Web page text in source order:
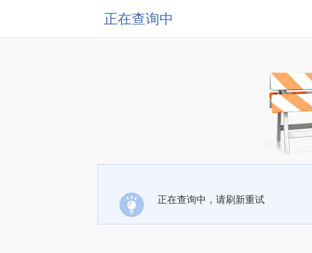
正在查询中
正在查询中，请刷新重试